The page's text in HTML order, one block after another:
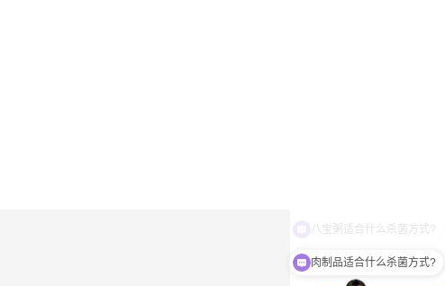
肉制品适合什么杀菌方式?